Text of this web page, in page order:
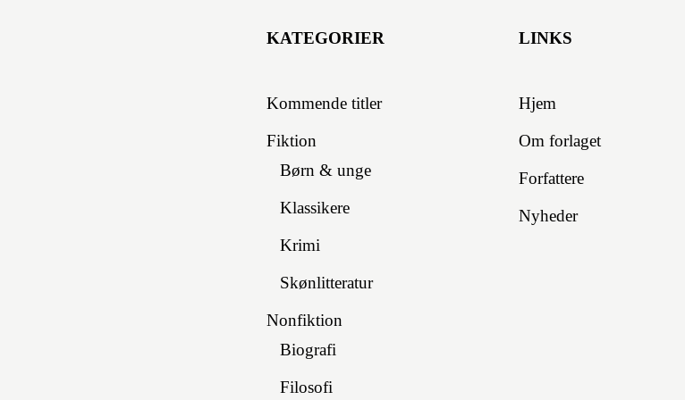
KATEGORIER
Kommende titler
Fiktion
Børn & unge
Klassikere
Krimi
Skønlitteratur
Nonfiktion
Biografi
Filosofi
LINKS
Hjem
Om forlaget
Forfattere
Nyheder